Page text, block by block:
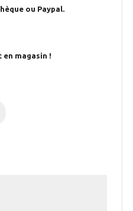
ou Paypal.
magasin !